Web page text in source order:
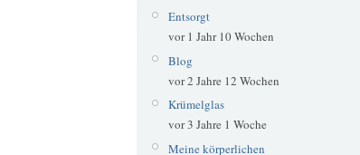
Entsorgt
vor 1 Jahr 10 Wochen
Blog
vor 2 Jahre 12 Wochen
Krümelglas
vor 3 Jahre 1 Woche
Meine körperlichen